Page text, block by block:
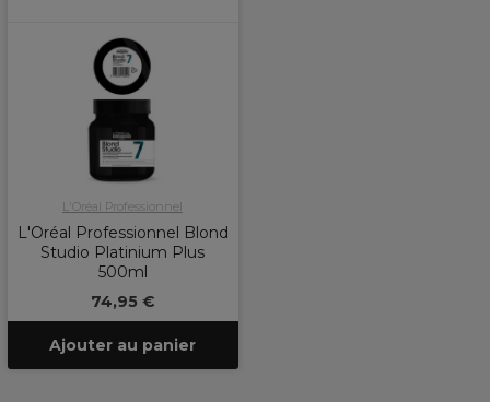
L'Oréal Professionnel
L'Oréal Professionnel Blond
Studio Platinium Plus
500ml
74,95 €
Ajouter au panier